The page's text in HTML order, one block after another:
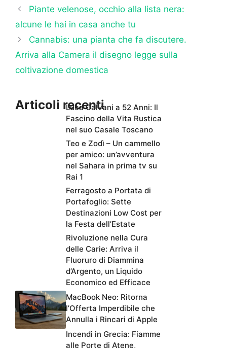
Piante velenose, occhio alla lista nera:
alcune le hai in casa anche tu
Cannabis: una pianta che fa discutere.
Arriva alla Camera il disegno legge sulla
coltivazione domestica
Articoli recentiLuca Calvani a 52 Anni: Il
Fascino della Vita Rustica
nel suo Casale Toscano
Teo e Zodì – Un cammello
per amico: un’avventura
nel Sahara in prima tv su
Rai 1
Ferragosto a Portata di
Portafoglio: Sette
Destinazioni Low Cost per
la Festa dell’Estate
Rivoluzione nella Cura
delle Carie: Arriva il
Fluoruro di Diammina
d’Argento, un Liquido
Economico ed Efficace
MacBook Neo: Ritorna
l’Offerta Imperdibile che
Annulla i Rincari di Apple
Incendi in Grecia: Fiamme
alle Porte di Atene,